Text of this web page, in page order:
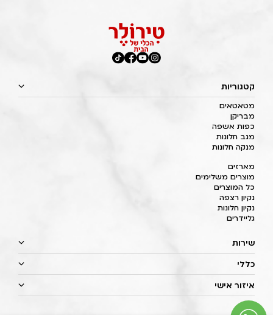
קטגוריות
מטאטאים
מבריקן
כפות אשפה
מגב חלונות
מנקה חלונות
מארזים
מוצרים משלימים
כל המוצרים
נקיון רצפה
נקיון חלונות
גליידרים
שירות
כללי
איזור אישי